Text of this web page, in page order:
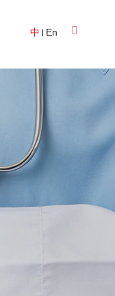
中 En